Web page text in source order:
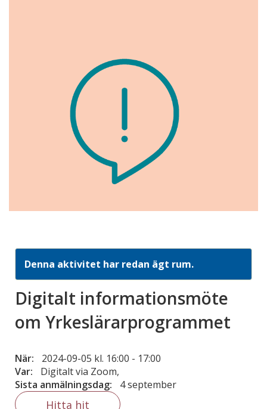
Denna aktivitet har redan ägt rum.
Digitalt informationsmöte
om Yrkeslärarprogrammet
När: 2024-09-05 kl. 16:00 - 17:00
Var:
Digitalt via Zoom,
Sista anmälningsdag:
4 september
Hitta hit